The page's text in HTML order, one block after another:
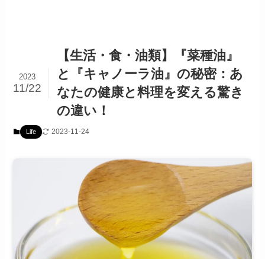
【生活・食・油類】『菜種油』
と『キャノーラ油』の秘密：あ
なたの健康と料理を変える驚き
の違い！
2023
11/22
Life 2023-11-24